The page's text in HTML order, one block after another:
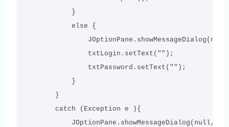
}
else {
JOptionPane.showMessageDialog(null,
txtLogin.setText("");
txtPassword.setText("");
}
}
catch (Exception e ){
JOptionPane.showMessageDialog(null,